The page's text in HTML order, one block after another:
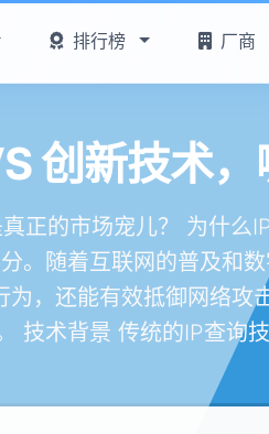
排行榜 厂商
创新技术
正的市场宠儿？ 为什
。随着互联网的普及和
，还能有效抵御网络
技术背景 传统的IP查询